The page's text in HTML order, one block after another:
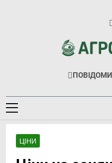
Новини
ЦІНИ